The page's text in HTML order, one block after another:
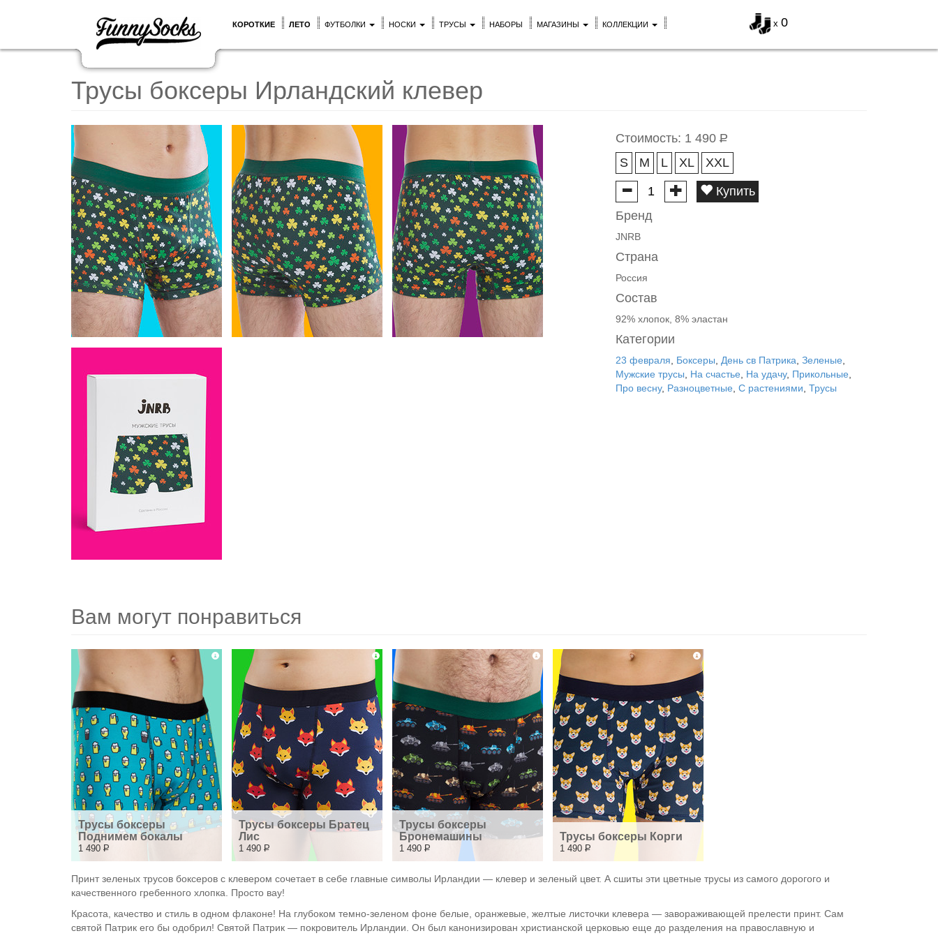
x 0
КОРОТКИЕ ЛЕТО ФУТБОЛКИ НОСКИ ТРУСЫ НАБОРЫ МАГАЗИНЫ КОЛЛЕКЦИИ
Трусы боксеры Ирландский клевер
Стоимость: 1 490 Р
S
M L XL XXL
Купить
Бренд
JNRB
Страна
Россия
Состав
92% хлопок, 8% эластан
Категории
23 февраля Боксеры День св Патрика Зеленые
Мужские трусы
На счастье На удачу, Прикольные
Про весну, Разноцветные С растениями Трусы
Вам могут понравиться
Трусы боксеры
Поднимем бокалы
1 490 Р
Трусы боксеры Братец
Лис
1 490 Р
Трусы боксеры
Бронемашины
1 490 Р
Трусы боксеры Корги
1 490 Р
Принт зеленых трусов боксеров с клевером сочетает в себе главные символы Ирландии — клевер и зеленый цвет. А сшиты эти цветные трусы из самого дорогого и
качественного гребенного хлопка. Просто вау!
Красота, качество и стиль в одном флаконе! На глубоком темно-зеленом фоне белые, оранжевые, желтые листочки клевера — завораживающей прелести принт. Сам
святой Патрик его бы одобрил! Святой Патрик — покровитель Ирландии. Он был канонизирован христианской церковью еще до разделения на православную и